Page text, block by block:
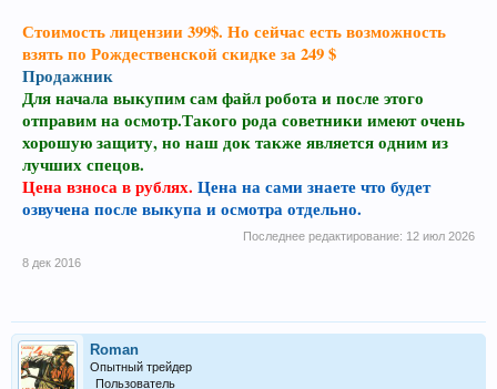
Стоимость лицензии 399$. Но сейчас есть возможность
взять по Рождественской скидке за 249 $
Продажник
Для начала выкупим сам файл робота и после этого
отправим на осмотр.Такого рода советники имеют очень
хорошую защиту, но наш док также является одним из
лучших спецов.
Цена взноса в рублях. Цена на сами знаете что будет
озвучена после выкупа и осмотра отдельно.
Последнее редактирование: 12 июл 2026
8 дек 2016
Roman
Опытный трейдер
Пользователь